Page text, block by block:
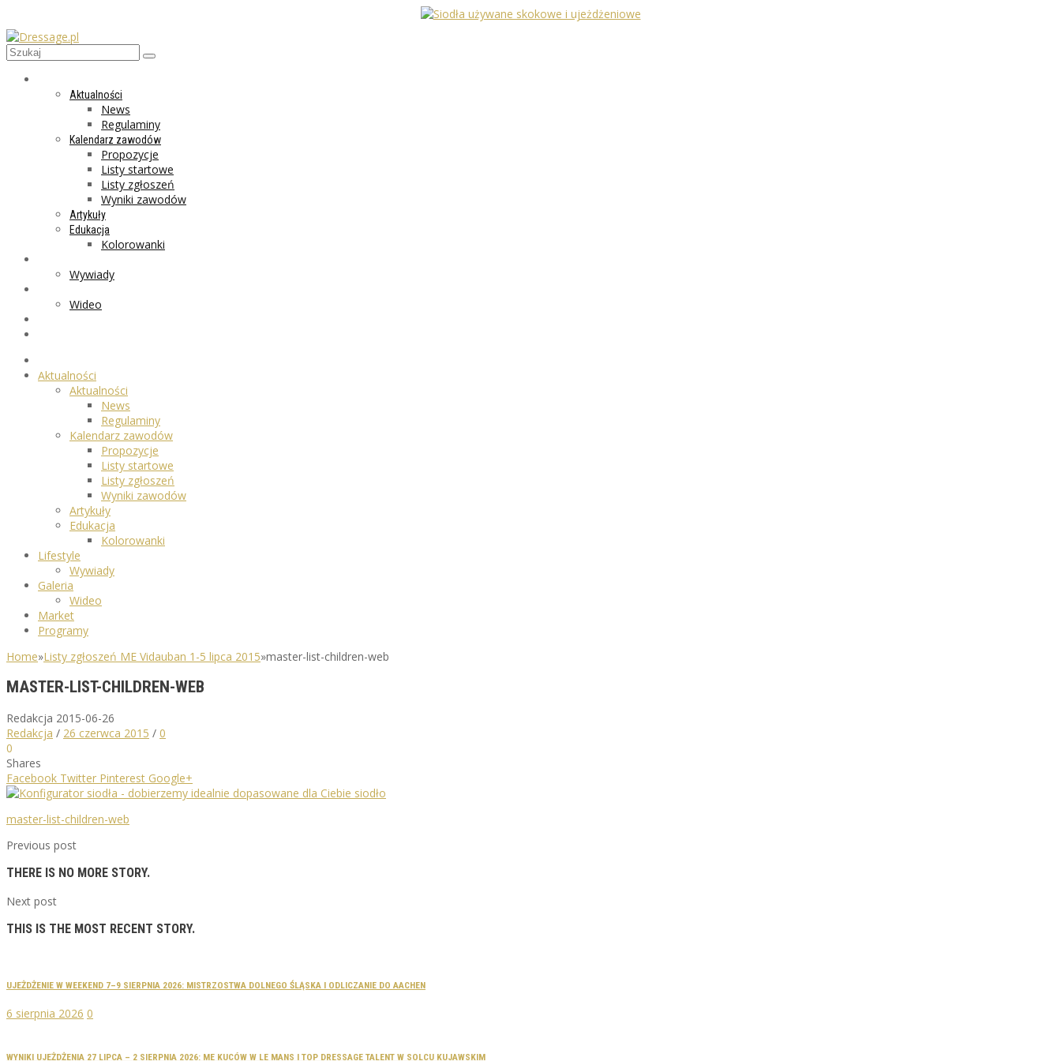
Aktualności
News
Regulaminy
Kalendarz zawodów
Propozycje
Listy startowe
Listy zgłoszeń
Wyniki zawodów
Artykuły
Edukacja
Kolorowanki
Wywiady
Wideo
Aktualności
Aktualności
News
Regulaminy
Kalendarz zawodów
Propozycje
Listy startowe
Listy zgłoszeń
Wyniki zawodów
Artykuły
Edukacja
Kolorowanki
Lifestyle
Wywiady
Galeria
Wideo
Market
Programy
Home»Listy zgłoszeń ME Vidauban 1-5 lipca 2015»master-list-children-web
MASTER-LIST-CHILDREN-WEB
Redakcja 2015-06-26
Redakcja / 26 czerwca 2015 / 0
0
Shares
Facebook Twitter Pinterest Google+
master-list-children-web
Previous post
THERE IS NO MORE STORY.
Next post
THIS IS THE MOST RECENT STORY.
UJEŻDŻENIE W WEEKEND 7–9 SIERPNIA 2026: MISTRZOSTWA DOLNEGO ŚLĄSKA I ODLICZANIE DO AACHEN
6 sierpnia 2026 0
WYNIKI UJEŻDŻENIA 27 LIPCA – 2 SIERPNIA 2026: ME KUCÓW W LE MANS I TOP DRESSAGE TALENT W SOLCU KUJAWSKIM